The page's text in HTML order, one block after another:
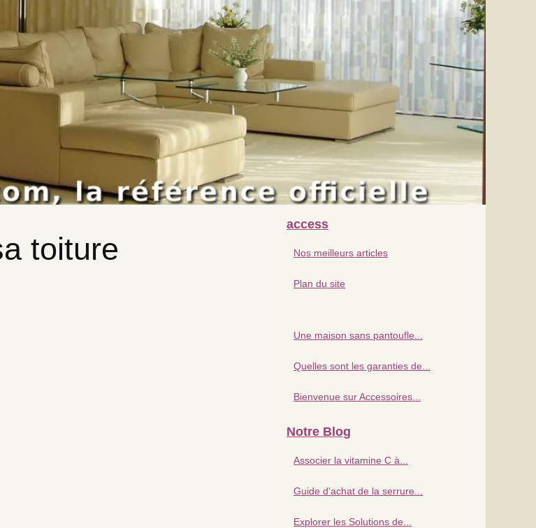
toiture
access
Nos meilleurs articles
Plan du site
Une maison sans pantoufle...
Quelles sont les garanties de...
Bienvenue sur Accessoires...
Notre Blog
Associer la vitamine C à...
Guide d'achat de la serrure...
Explorer les Solutions de...